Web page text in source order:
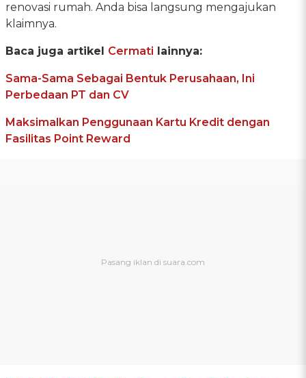
renovasi rumah. Anda bisa langsung mengajukan
klaimnya.
Baca juga artikel Cermati lainnya:
Sama-Sama Sebagai Bentuk Perusahaan, Ini
Perbedaan PT dan CV
Maksimalkan Penggunaan Kartu Kredit dengan
Fasilitas Point Reward